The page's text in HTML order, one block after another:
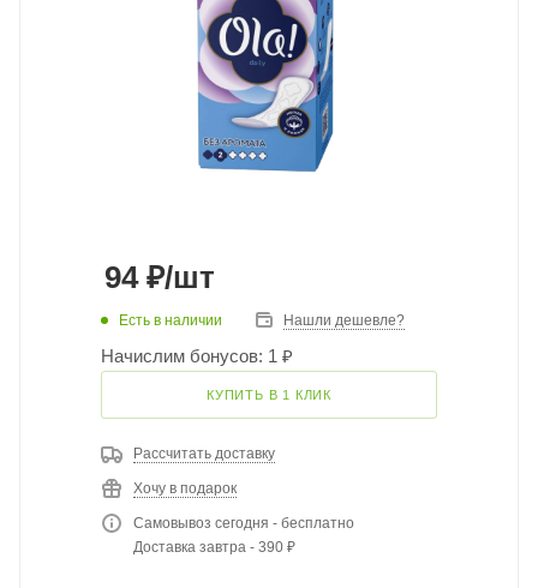
94₽/шт
Есть в наличии Нашли дешевле?
Начислим бонусов: 1 ₽
КУПИТЬ В 1 КЛИК
Рассчитать доставку
Хочу в подарок
Самовывоз сегодня - бесплатно
Доставка завтра - 390 ₽